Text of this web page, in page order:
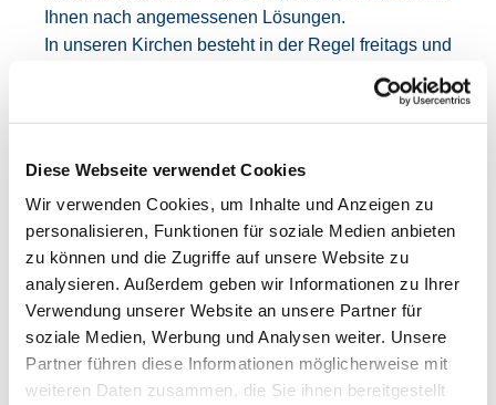
Diese Webseite verwendet Cookies
Wir verwenden Cookies, um Inhalte und Anzeigen zu
personalisieren, Funktionen für soziale Medien anbieten
zu können und die Zugriffe auf unsere Website zu
analysieren. Außerdem geben wir Informationen zu Ihrer
Verwendung unserer Website an unsere Partner für
soziale Medien, Werbung und Analysen weiter. Unsere
Partner führen diese Informationen möglicherweise mit
weiteren Daten zusammen, die Sie ihnen bereitgestellt
Ihnen nach angemessenen Lösungen.
In unseren Kirchen besteht in der Regel freitags und
samstags die Möglichkeit zur Trauung. Bevor Sie
Feierlichkeiten festmachen, sollte geklärt sein, ob
Trauungen mit externen Priestern/Diakonen zu
individuellen Zeiten sind nach Absprache möglich.
Es wird dabei eine Kostenpauschale von 50 Euro
berechnet.
Häufig gestellte Fragen